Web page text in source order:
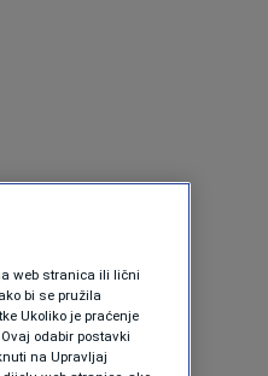
web stranica ili lični
bi se pružila
Ukoliko je praćenje
odabir postavki
na Upravljaj